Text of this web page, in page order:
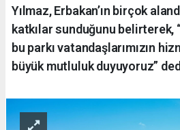
Yılmaz, Erbakan’ın birçok
katkılar sunduğunu belirterek,
bu parkı vatandaşlarımızın
büyük mutluluk duyuyoruz”